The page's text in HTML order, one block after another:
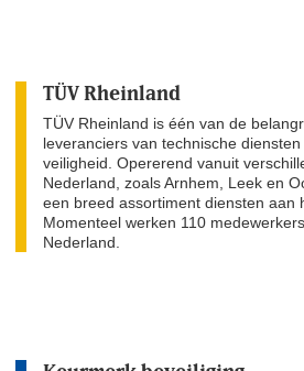
TÜV Rheinland
TÜV Rheinland is één van de
leveranciers van technische
veiligheid. Opererend vanuit
Nederland, zoals Arnhem, Leek en
een breed assortiment diensten aan
Momenteel werken 110
Nederland.